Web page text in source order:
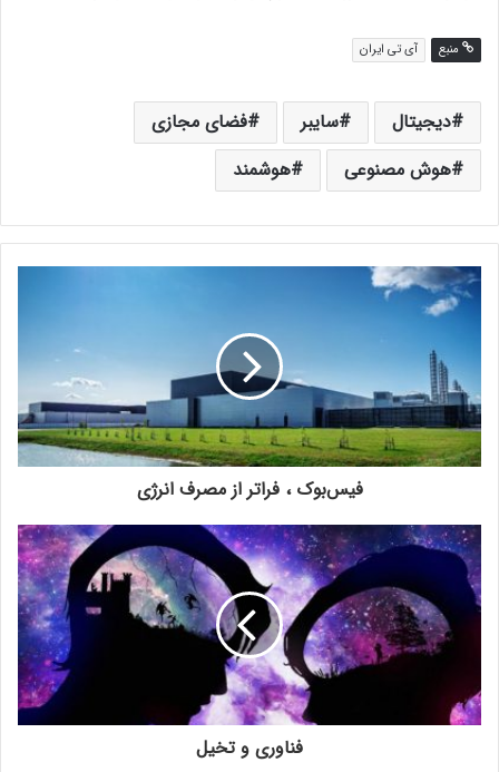
منبع آی تی ایران
دیجیتال سایبر
فضای مجازی
هوش مصنوعی
هوشمند
فیس‌بوک ، فراتر از مصرف انرژی
فناوری و تخیل